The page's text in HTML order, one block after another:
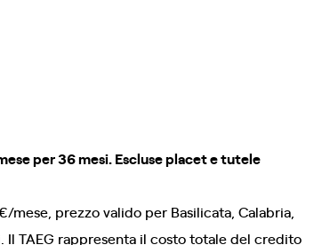
per 36 mesi. Escluse placet e tutele
prezzo valido per Basilicata, Calabria,
Il TAEG rappresenta il costo totale del credito